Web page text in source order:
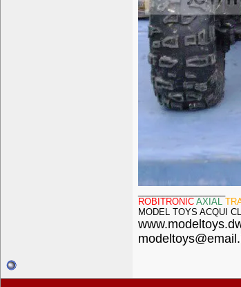
ROBITRONIC AXIAL
MODEL TOYS ACQUI